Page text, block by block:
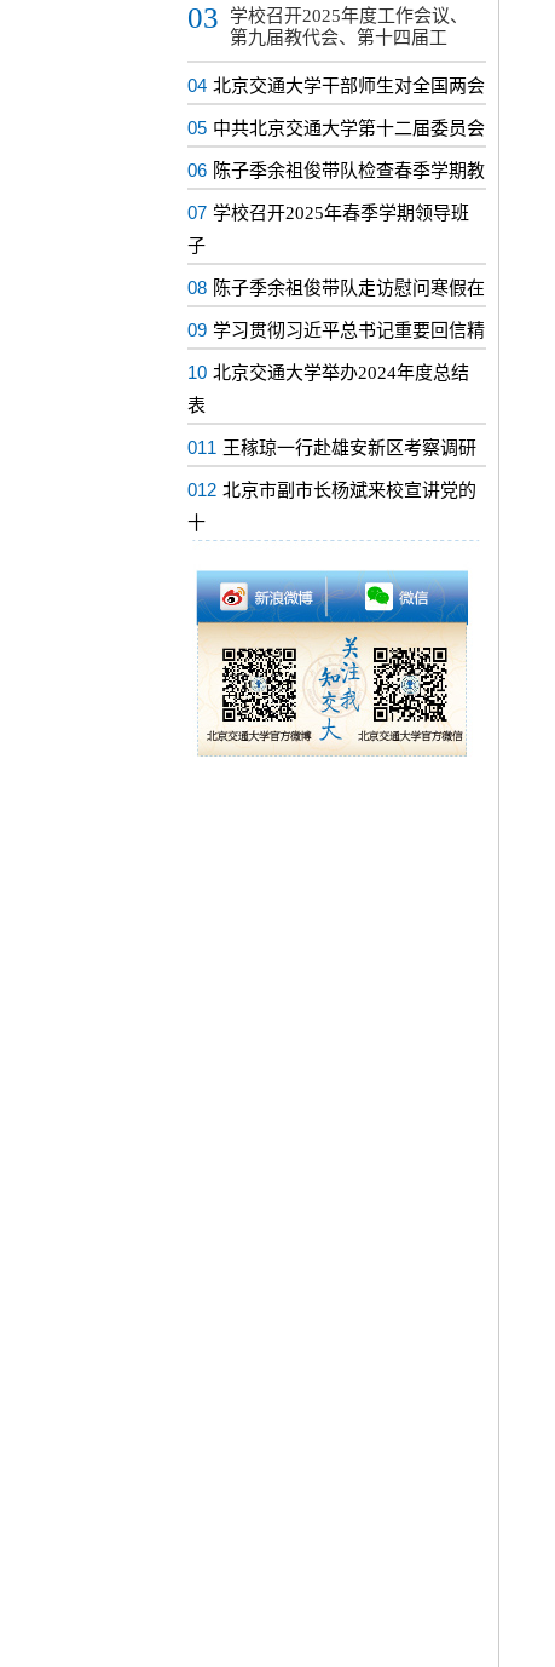
03
学校召开2025年度工作会议、
第九届教代会、第十四届工
04 北京交通大学干部师生对全国两会
05 中共北京交通大学第十二届委员会
06 陈子季余祖俊带队检查春季学期教
07 学校召开2025年春季学期领导班
子
08 陈子季余祖俊带队走访慰问寒假在
09 学习贯彻习近平总书记重要回信精
10 北京交通大学举办2024年度总结
表
011 王稼琼一行赴雄安新区考察调研
012 北京市副市长杨斌来校宣讲党的
十